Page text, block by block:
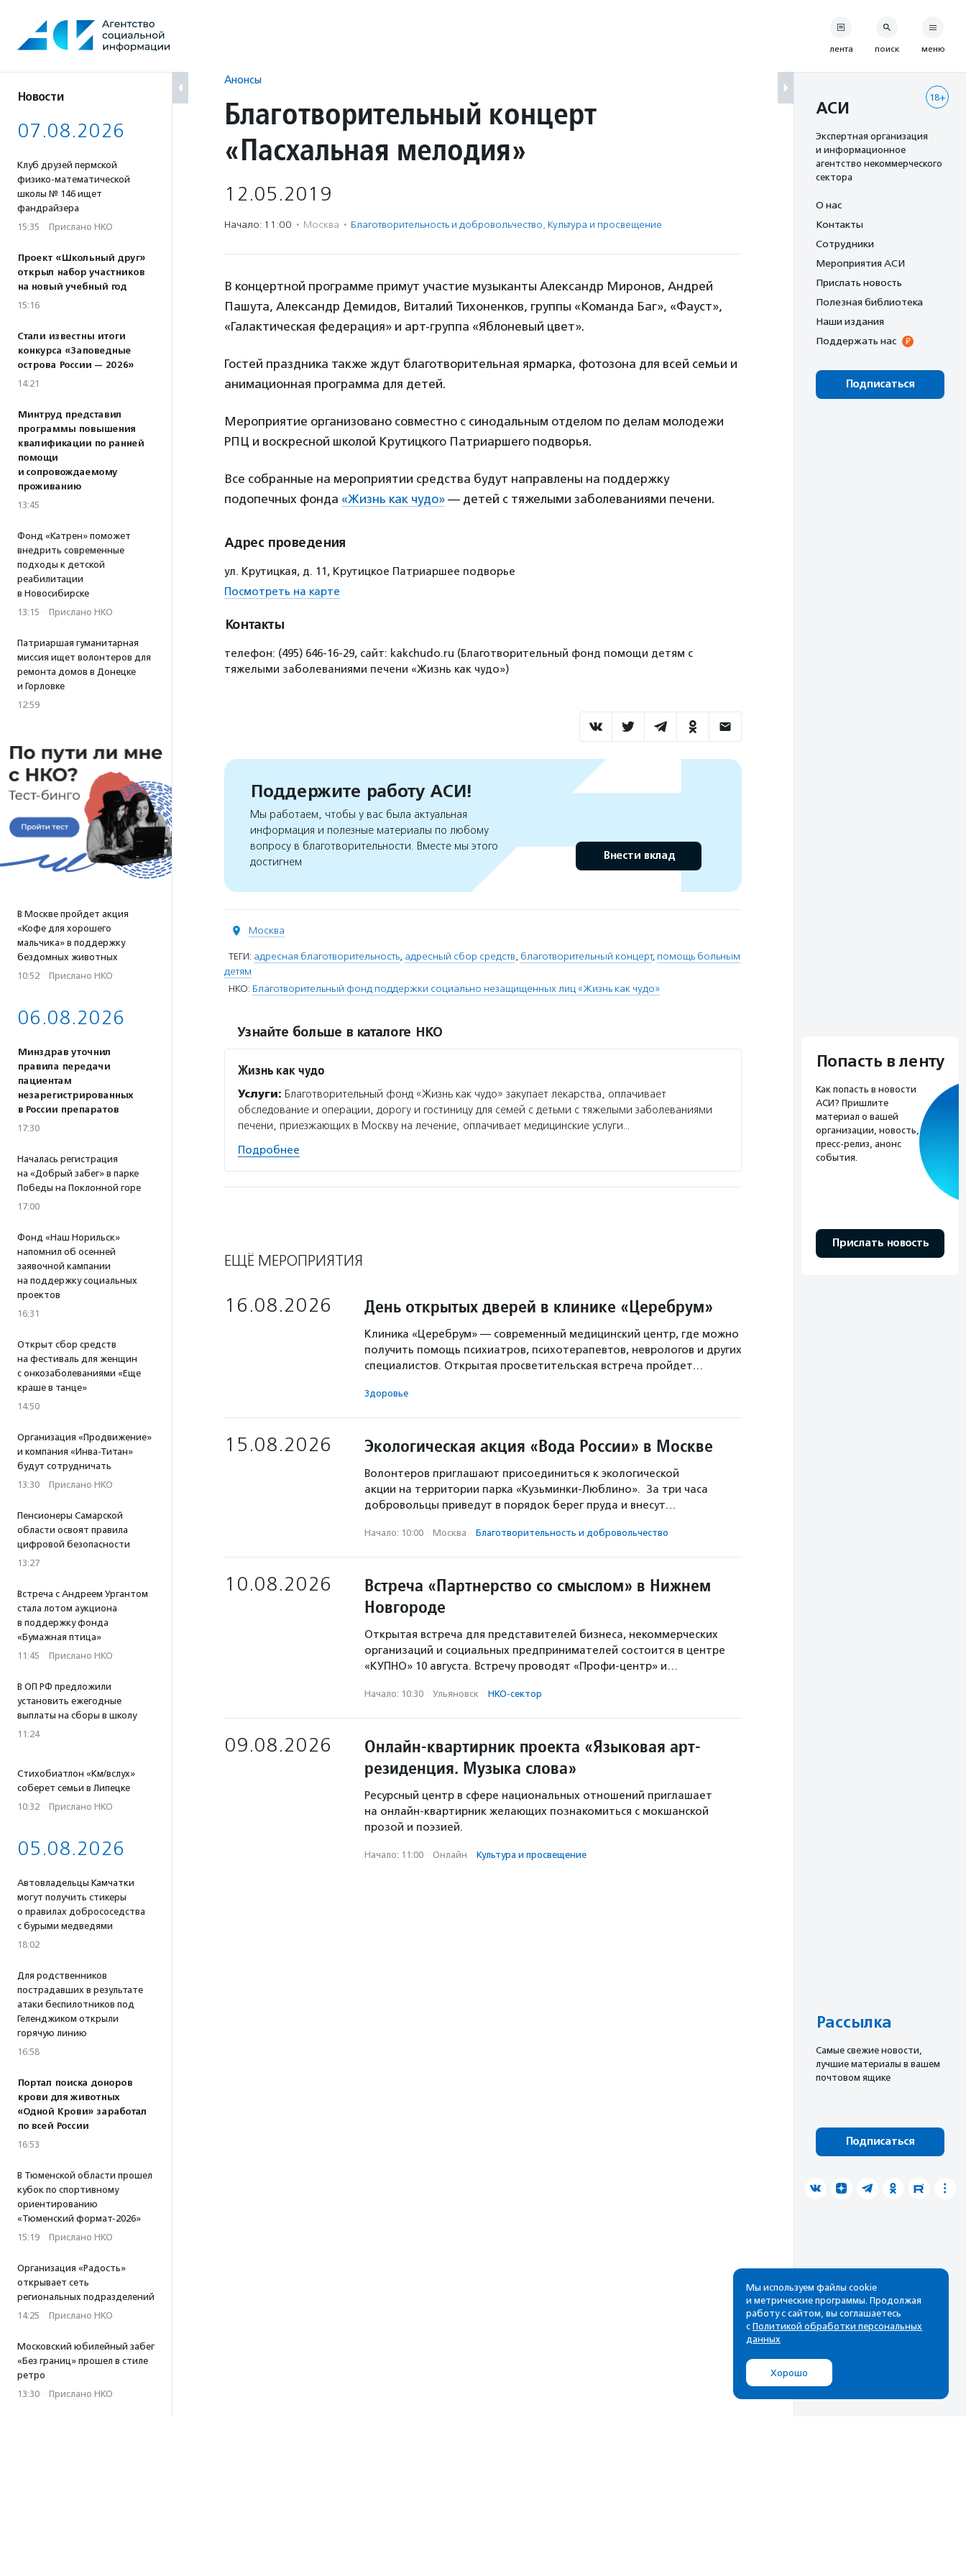
содержанию
Новости
07.08.2026
Клуб друзей пермской
физико-математической
школы № 146 ищет
фандрайзера
15:35 · Прислано НКО
Проект «Школьный друг»
открыл набор участников
на новый учебный год
15:16
Стали известны итоги
конкурса «Заповедные
острова России — 2026»
14:21
Минтруд представил
программы повышения
квалификации по ранней
помощи
и сопровождаемому
проживанию
13:45
Фонд «Катрен» поможет
внедрить современные
подходы к детской
реабилитации
в Новосибирске
13:15 · Прислано НКО
Патриаршая гуманитарная
миссия ищет волонтеров для
ремонта домов в Донецке
и Горловке
12:59
В Москве пройдет акция
«Кофе для хорошего
мальчика» в поддержку
бездомных животных
10:52 · Прислано НКО
06.08.2026
Минздрав уточнил
правила передачи
пациентам
незарегистрированных
в России препаратов
17:30
Началась регистрация
на «Добрый забег» в парке
Победы на Поклонной горе
17:00
Фонд «Наш Норильск»
напомнил об осенней
заявочной кампании
на поддержку социальных
проектов
16:31
Открыт сбор средств
на фестиваль для женщин
с онкозаболеваниями «Еще
краше в танце»
14:50
Организация «Продвижение»
и компания «Инва-Титан»
будут сотрудничать
13:30 · Прислано НКО
Пенсионеры Самарской
области освоят правила
цифровой безопасности
13:27
Встреча с Андреем Ургантом
стала лотом аукциона
в поддержку фонда
«Бумажная птица»
11:45 · Прислано НКО
В ОП РФ предложили
установить ежегодные
выплаты на сборы в школу
11:24
Стихобиатлон «Км/вслух»
соберет семьи в Липецке
10:32 · Прислано НКО
05.08.2026
Автовладельцы Камчатки
могут получить стикеры
о правилах добрососедства
с бурыми медведями
18:02
Для родственников
пострадавших в результате
атаки беспилотников под
Геленджиком открыли
горячую линию
16:58
Портал поиска доноров
крови для животных
«Одной Крови» заработал
по всей России
16:53
В Тюменской области прошел
кубок по спортивному
ориентированию
«Тюменский формат-2026»
15:19 · Прислано НКО
Организация «Радость»
открывает сеть
региональных подразделений
14:25 · Прислано НКО
Московский юбилейный забег
«Без границ» прошел в стиле
ретро
13:30 · Прислано НКО
Анонсы
Благотворительный концерт
«Пасхальная мелодия»
12.05.2019
Начало: 11:00 · Москва · Благотвори­тель­ность и доброволь­чест­во, Культура и просвещение
В концертной программе примут участие музыканты Александр Миронов, Андрей
Пашута, Александр Демидов, Виталий Тихоненков, группы «Команда Баг», «Фауст»,
«Галактическая федерация» и арт-группа «Яблоневый цвет».
Гостей праздника также ждут благотворительная ярмарка, фотозона для всей семьи и
анимационная программа для детей.
Мероприятие организовано совместно с синодальным отделом по делам молодежи
РПЦ и воскресной школой Крутицкого Патриаршего подворья.
Все собранные на мероприятии средства будут направлены на поддержку
подопечных фонда «Жизнь как чудо» — детей с тяжелыми заболеваниями печени.
Адрес проведения
ул. Крутицкая, д. 11, Крутицкое Патриаршее подворье
Посмотреть на карте
Контакты
телефон: (495) 646‑16-29, сайт: kakchudo.ru (Благотворительный фонд помощи детям с
тяжелыми заболеваниями печени «Жизнь как чудо»)
Поддержите работу АСИ!
Мы работаем, чтобы у вас была актуальная
информация и полезные материалы по любому
вопросу в благотворительности. Вместе мы этого
достигнем
Внести вклад
Москва
ТЕГИ: адресная благотворительность, адресный сбор средств, благотворительный концерт, помощь больным
детям
НКО: Благотворительный фонд поддержки социально незащищенных лиц «Жизнь как чудо»
Узнайте больше в каталоге НКО
Жизнь как чудо
Услуги: Благотворительный фонд «Жизнь как чудо» закупает лекарства, оплачивает
обследование и операции, дорогу и гостиницу для семей с детьми с тяжелыми заболеваниями
печени, приезжающих в Москву на лечение, оплачивает медицинские услуги…
Подробнее
ЕЩЁ МЕРОПРИЯТИЯ
16.08.2026 День открытых дверей в клинике «Церебрум»
Клиника «Церебрум» — современный медицинский центр, где можно
получить помощь психиатров, психотерапевтов, неврологов и других
специалистов. Открытая просветительская встреча пройдет…
Здоровье
15.08.2026 Экологическая акция «Вода России» в Москве
Волонтеров приглашают присоединиться к экологической
акции на территории парка «Кузьминки-Люблино». За три часа
добровольцы приведут в порядок берег пруда и внесут…
Начало: 10:00 · Москва · Благотвори­тель­ность и доброволь­чест­во
10.08.2026
Встреча «Партнерство со смыслом» в Нижнем
Новгороде
Открытая встреча для представителей бизнеса, некоммерческих
организаций и социальных предпринимателей состоится в центре
«КУПНО» 10 августа. Встречу проводят «Профи-центр» и…
Начало: 10:30 · Ульяновск · НКО-сектор
09.08.2026
Онлайн-квартирник проекта «Языковая арт-
резиденция. Музыка слова»
Ресурсный центр в сфере национальных отношений приглашает
на онлайн-квартирник желающих познакомиться с мокшанской
прозой и поэзией.
Начало: 11:00 · Онлайн · Культура и просвещение
лента поиск меню
18+
АСИ
Экспертная организация
и информационное
агентство некоммерческого
сектора
О нас
Контакты
Сотрудники
Мероприятия АСИ
Прислать новость
Полезная библиотека
Наши издания
Поддержать нас
Подписаться
Попасть в ленту
Как попасть в новости
АСИ? Пришлите
материал о вашей
организации, новость,
пресс-релиз, анонс
события.
Прислать новость
Рассылка
Cамые свежие новости,
лучшие материалы в вашем
почтовом ящике
Подписаться
Мы используем файлы cookie
и метрические программы. Продолжая
работу с сайтом, вы соглашаетесь
с Политикой обработки персональных
данных
Хорошо